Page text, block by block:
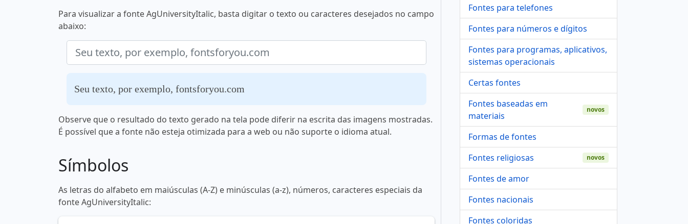
Para visualizar a fonte AgUniversityItalic, basta digitar o texto ou caracteres desejados no campo
abaixo:
Seu texto, por exemplo, fontsforyou.com
Observe que o resultado do texto gerado na tela pode diferir na escrita das imagens mostradas.
É possível que a fonte não esteja otimizada para a web ou não suporte o idioma atual.
Símbolos
As letras do alfabeto em maiúsculas (A-Z) e minúsculas (a-z), números, caracteres especiais da
fonte AgUniversityItalic:
Fontes para telefones
Fontes para números e dígitos
Fontes para programas, aplicativos,
sistemas operacionais
Certas fontes
Fontes baseadas em
materiais
novos
Formas de fontes
Fontes religiosas
novos
Fontes de amor
Fontes nacionais
Fontes coloridas